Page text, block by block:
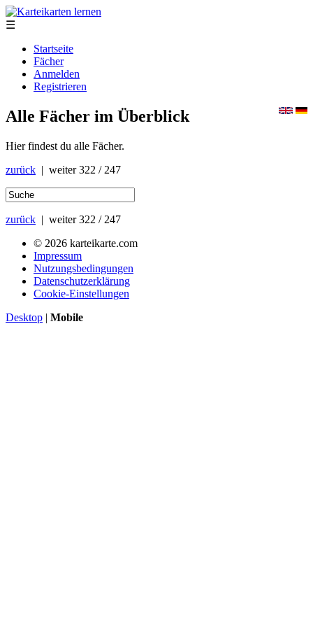
☰
Startseite
Fächer
Anmelden
Registrieren
Alle Fächer im Überblick
Hier findest du alle Fächer.
zurück | weiter322 / 247
zurück | weiter322 / 247
© 2026 karteikarte.com
Impressum
Nutzungsbedingungen
Datenschutzerklärung
Cookie-Einstellungen
Desktop | Mobile